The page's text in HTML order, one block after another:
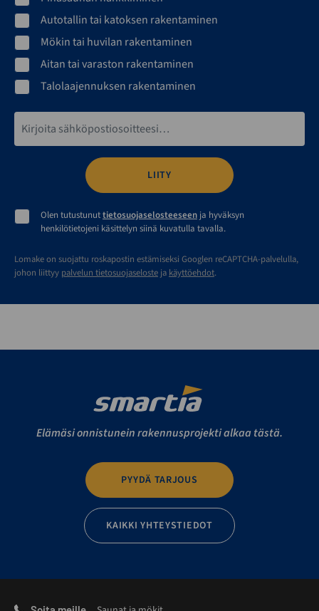
Autotallin tai katoksen rakentaminen
Mökin tai huvilan rakentaminen
Aitan tai varaston rakentaminen
Talolaajennuksen rakentaminen
Olen tutustunuttietosuojaselosteeseen ja hyväksyn
henkilötietojeni käsittelyn siinä kuvatulla tavalla.
Lomake on suojattu roskapostin estämiseksi Googlen reCAPTCHA-palvelulla,
johon liittyy palvelun tietosuojaseloste ja käyttöehdot.
Elämäsi onnistunein rakennusprojekti alkaa tästä.
PYYDÄ TARJOUS
KAIKKI YHTEYSTIEDOT